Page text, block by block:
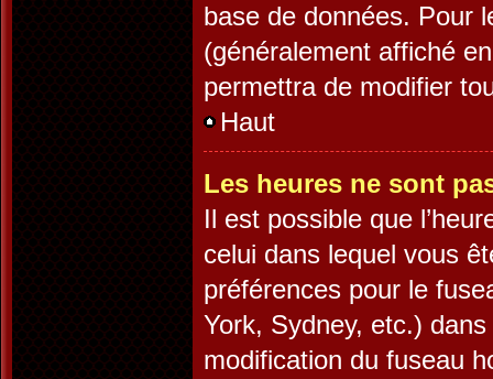
base de données. Pour
(généralement affiché
permettra de modifier
Haut
Les heures ne sont
Il est possible que
celui dans lequel vous
préférences pour le
York, Sydney, etc.)
modification du fuseau